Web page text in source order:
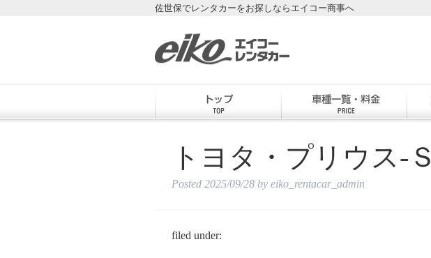
佐世保でレンタカーをお探しならエイコー商事へ
トヨタ・プリウス‐Ｓ
Posted 2025/09/28 by eiko_rentacar_admin
filed under: